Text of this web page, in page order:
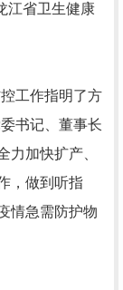
江省卫生健康
工作指明了方
书记、董事长
力加快扩产、
，做到听指
情急需防护物